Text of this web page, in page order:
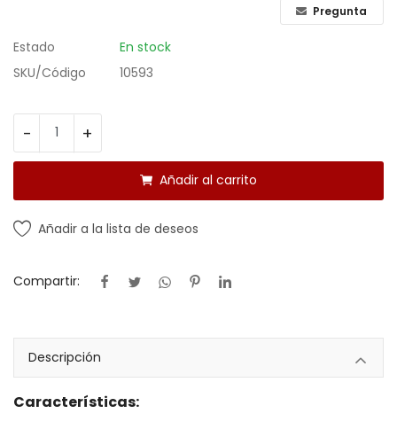
Acceso
Localización
ARS ($)
Pregunta
Estado
En stock
SKU/Código
10593
- +
Añadir al carrito
Añadir a la lista de deseos
Compartir:
Descripción
Características: